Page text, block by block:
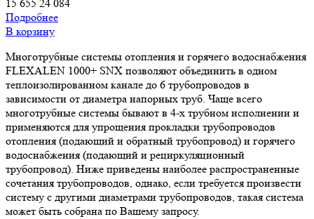
15 655 24 084
Подробнее
В корзину
Многотрубные системы отопления и горячего водоснабжения
FLEXALEN 1000+ SNX позволяют объединить в одном
теплоизолированном канале до 6 трубопроводов в
зависимости от диаметра напорных труб. Чаще всего
многотрубные системы бывают в 4-х трубном исполнении и
применяются для упрощения прокладки трубопроводов
отопления (подающий и обратный трубопровод) и горячего
водоснабжения (подающий и рециркуляционный
трубопровод). Ниже приведены наиболее распространенные
сочетания трубопроводов, однако, если требуется произвести
систему с другими диаметрами трубопроводов, такая система
может быть собрана по Вашему запросу.